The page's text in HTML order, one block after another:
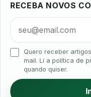
algometria
alta rotacao
analgesia
analise elementos
analise funcional
RECEBA NOVOS
Quero receber
mail. Li a política de
quando quiser.